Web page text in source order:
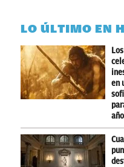
LO ÚLTIMO EN
en